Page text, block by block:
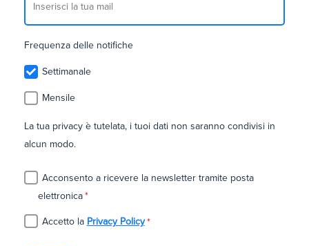
Frequenza delle notifiche
Settimanale
Mensile
La tua privacy è tutelata, i tuoi dati non saranno condivisi in
alcun modo.
Acconsento a ricevere la newsletter tramite posta
elettronica*
Accetto la Privacy Policy *